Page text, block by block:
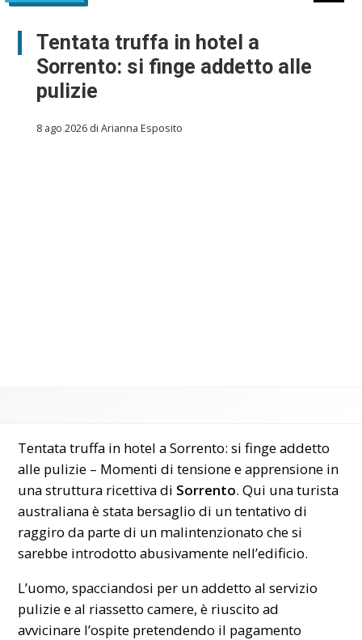
Tentata truffa in hotel a
Sorrento: si finge addetto alle
pulizie
8 ago 2026 di Arianna Esposito
Tentata truffa in hotel a Sorrento: si finge addetto
alle pulizie – Momenti di tensione e apprensione in
una struttura ricettiva di Sorrento. Qui una turista
australiana è stata bersaglio di un tentativo di
raggiro da parte di un malintenzionato che si
sarebbe introdotto abusivamente nell’edificio.
L’uomo, spacciandosi per un addetto al servizio
pulizie e al riassetto camere, è riuscito ad
avvicinare l’ospite pretendendo il pagamento